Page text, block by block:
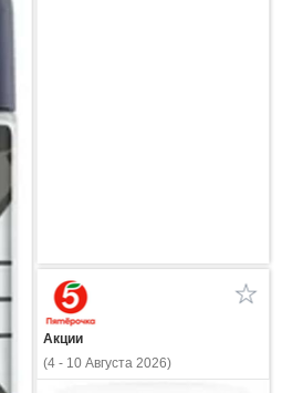
Акции
(4 - 10 Августа 2026)